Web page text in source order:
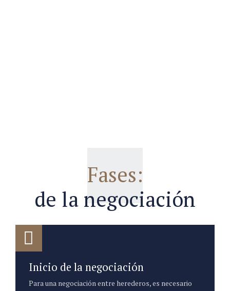
Fases:
de la negociación
Inicio de la negociación
Para una negociación entre herederos, es necesario